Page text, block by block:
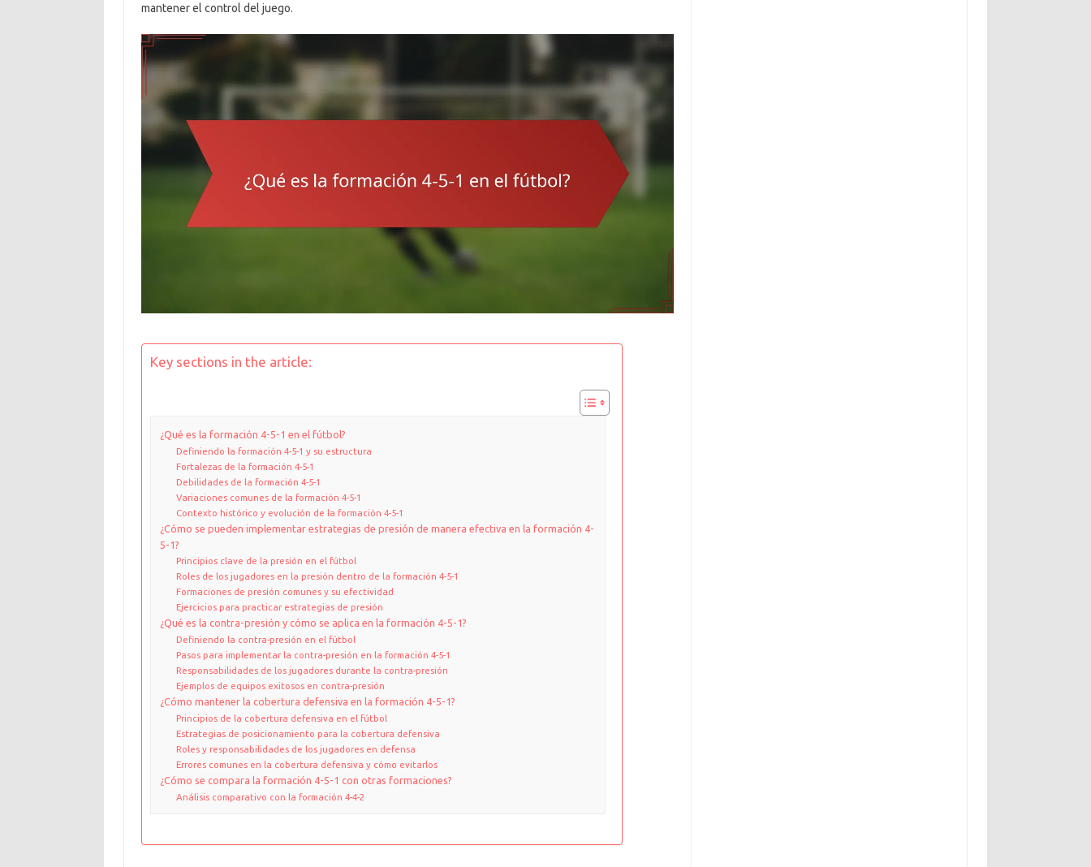
mantener el control del juego.
Key sections in the article:
¿Qué es la formación 4-5-1 en el fútbol?
Definiendo la formación 4-5-1 y su estructura
Fortalezas de la formación 4-5-1
Debilidades de la formación 4-5-1
Variaciones comunes de la formación 4-5-1
Contexto histórico y evolución de la formación 4-5-1
¿Cómo se pueden implementar estrategias de presión de manera efectiva en la formación 4-
5-1?
Principios clave de la presión en el fútbol
Roles de los jugadores en la presión dentro de la formación 4-5-1
Formaciones de presión comunes y su efectividad
Ejercicios para practicar estrategias de presión
¿Qué es la contra-presión y cómo se aplica en la formación 4-5-1?
Definiendo la contra-presión en el fútbol
Pasos para implementar la contra-presión en la formación 4-5-1
Responsabilidades de los jugadores durante la contra-presión
Ejemplos de equipos exitosos en contra-presión
¿Cómo mantener la cobertura defensiva en la formación 4-5-1?
Principios de la cobertura defensiva en el fútbol
Estrategias de posicionamiento para la cobertura defensiva
Roles y responsabilidades de los jugadores en defensa
Errores comunes en la cobertura defensiva y cómo evitarlos
¿Cómo se compara la formación 4-5-1 con otras formaciones?
Análisis comparativo con la formación 4-4-2